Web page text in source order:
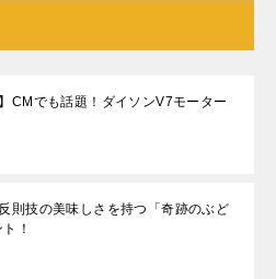
CMでも話題！ダイソンV7モーター
則技の美味しさを持つ「奇跡のぶど
！